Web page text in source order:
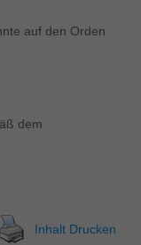
auf den Orden
dem
Inhalt Drucken